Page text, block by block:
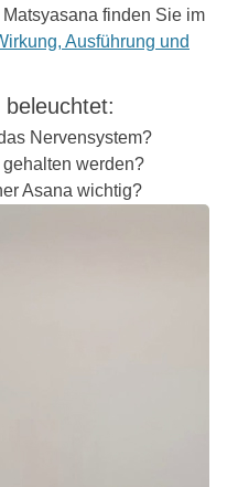
finden Sie im
Ausführung und
Nervensystem?
werden?
Asana wichtig?